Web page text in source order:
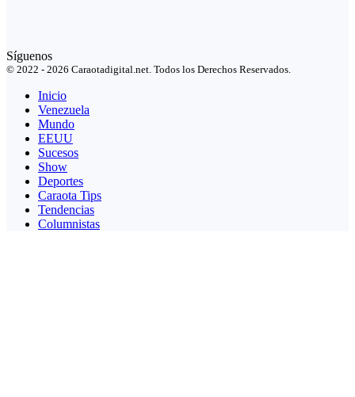
Síguenos
© 2022 - 2026 Caraotadigital.net. Todos los Derechos Reservados.
Inicio
Venezuela
Mundo
EEUU
Sucesos
Show
Deportes
Caraota Tips
Tendencias
Columnistas